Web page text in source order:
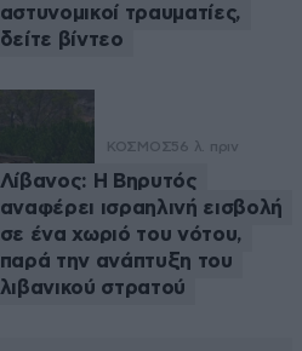
αστυνομικοί τραυματίες,
δείτε βίντεο
ΚΟΣΜΟΣ56 λ. πριν
Λίβανος: Η Βηρυτός
αναφέρει ισραηλινή εισβολή
σε ένα χωριό του νότου,
παρά την ανάπτυξη του
λιβανικού στρατού